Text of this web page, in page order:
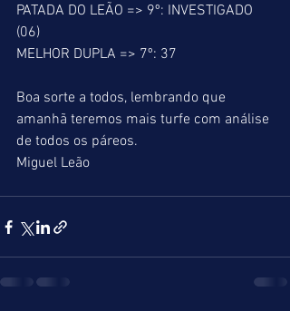
PATADA DO LEÃO => 9º: INVESTIGADO
(06)
MELHOR DUPLA => 7º: 37
Boa sorte a todos, lembrando que
amanhã teremos mais turfe com análise
de todos os páreos.
Miguel Leão